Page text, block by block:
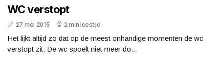
WC verstopt
27 mei 2015 2 min leestijd
Het lijkt altijd zo dat op de meest onhandige momenten de wc
verstopt zit. De wc spoelt niet meer do...